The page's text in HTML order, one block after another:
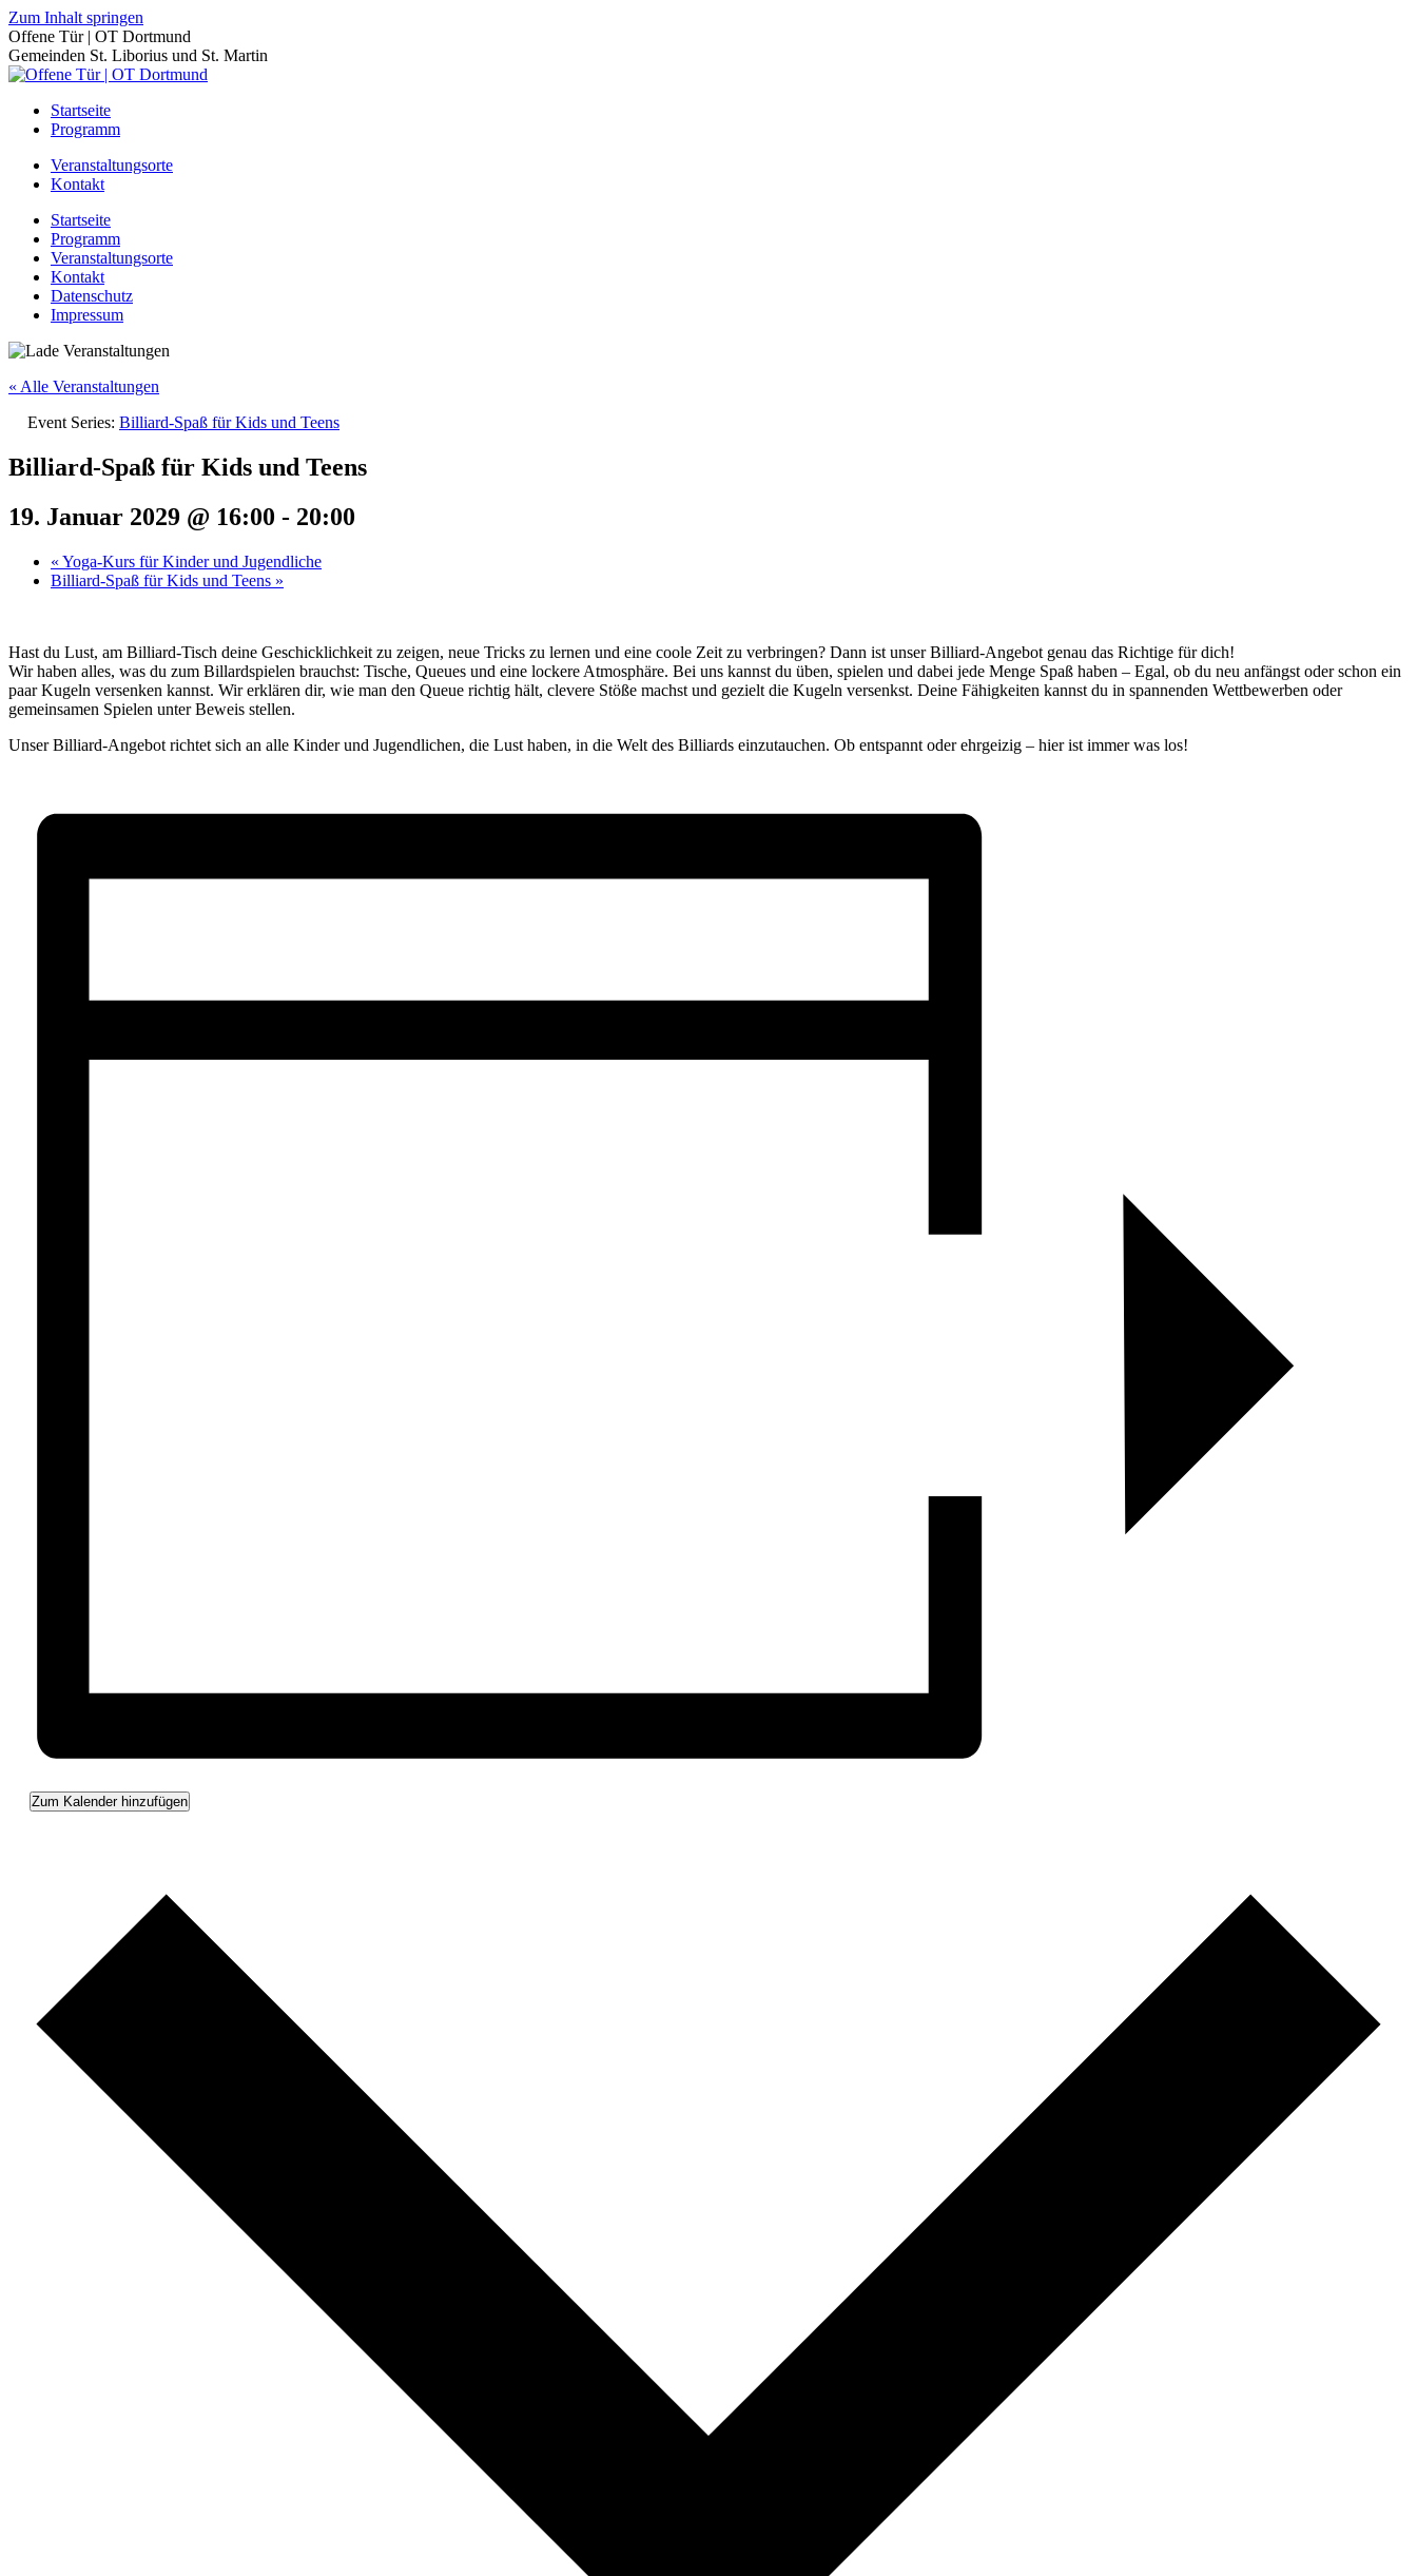
Zum Inhalt springen
Offene Tür | OT Dortmund
Gemeinden St. Liborius und St. Martin
Startseite
Programm
Veranstaltungsorte
Kontakt
Startseite
Programm
Veranstaltungsorte
Kontakt
Datenschutz
Impressum
« Alle Veranstaltungen
Event Series: Billiard-Spaß für Kids und Teens
Billiard-Spaß für Kids und Teens
19. Januar 2029 @ 16:00 - 20:00
« Yoga-Kurs für Kinder und Jugendliche
Billiard-Spaß für Kids und Teens »
Hast du Lust, am Billiard-Tisch deine Geschicklichkeit zu zeigen, neue Tricks zu lernen und eine coole Zeit zu verbringen? Dann ist unser Billiard-Angebot genau das Richtige für dich!
Wir haben alles, was du zum Billardspielen brauchst: Tische, Queues und eine lockere Atmosphäre. Bei uns kannst du üben, spielen und dabei jede Menge Spaß haben – Egal, ob du neu anfängst oder schon ein
paar Kugeln versenken kannst. Wir erklären dir, wie man den Queue richtig hält, clevere Stöße machst und gezielt die Kugeln versenkst. Deine Fähigkeiten kannst du in spannenden Wettbewerben oder
gemeinsamen Spielen unter Beweis stellen.
Unser Billiard-Angebot richtet sich an alle Kinder und Jugendlichen, die Lust haben, in die Welt des Billiards einzutauchen. Ob entspannt oder ehrgeizig – hier ist immer was los!
Zum Kalender hinzufügen